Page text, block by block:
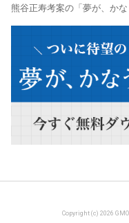
熊谷正寿考案の「夢が、か
Copyright (c) 2026